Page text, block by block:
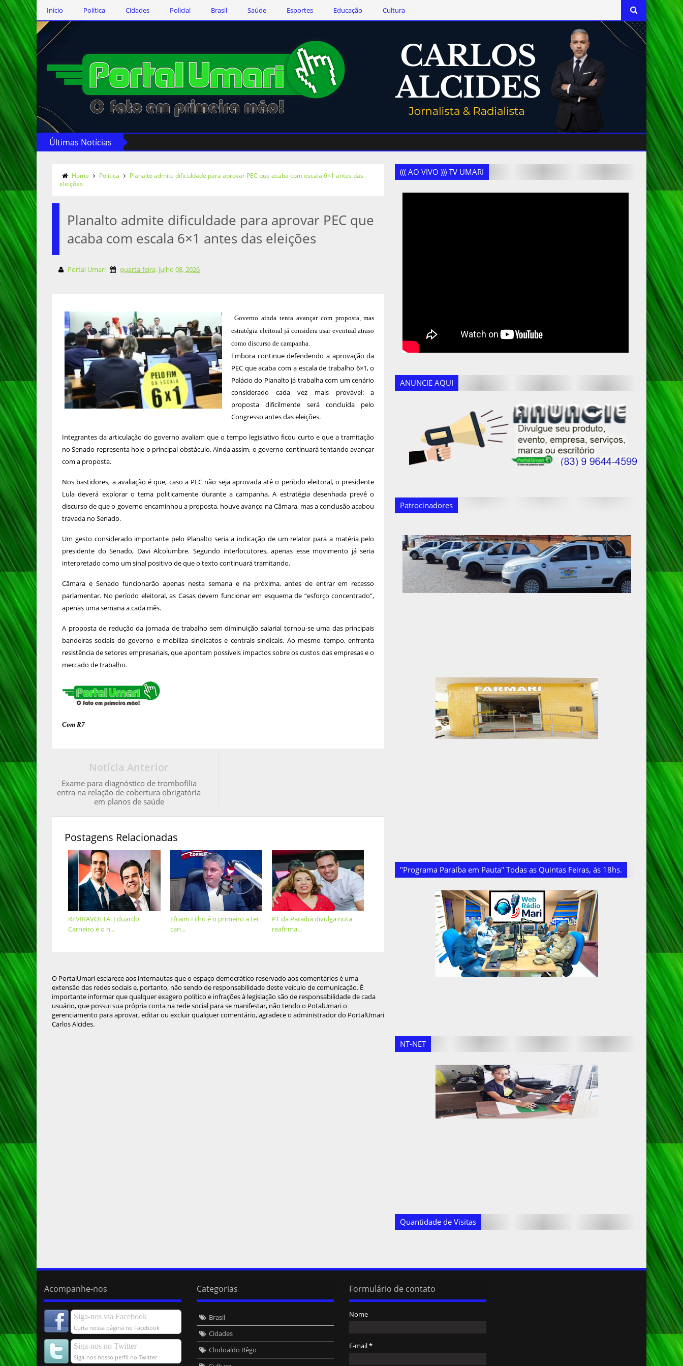
Início Política Cidades Policial Brasil Saúde Esportes Educação Cultura
Últimas Notícias
Home Política
Planalto admite dificuldade para aprovar PEC que acaba com escala 6×1 antes das
eleições
Planalto admite dificuldade para aprovar PEC que
acaba com escala 6×1 antes das eleições
Portal Umari quarta-feira, julho 08, 2026
Governo ainda tenta avançar com proposta, mas
estratégia eleitoral já considera usar eventual atraso
como discurso de campanha.
Embora continue defendendo a aprovação da
PEC que acaba com a escala de trabalho 6×1, o
Palácio do Planalto já trabalha com um cenário
considerado cada vez mais provável: a
proposta dificilmente será concluída pelo
Congresso antes das eleições.
Integrantes da articulação do governo avaliam que o tempo legislativo ficou curto e que a tramitação
no Senado representa hoje o principal obstáculo. Ainda assim, o governo continuará tentando avançar
com a proposta.
Nos bastidores, a avaliação é que, caso a PEC não seja aprovada até o período eleitoral, o presidente
Lula deverá explorar o tema politicamente durante a campanha. A estratégia desenhada prevê o
discurso de que o governo encaminhou a proposta, houve avanço na Câmara, mas a conclusão acabou
travada no Senado.
Um gesto considerado importante pelo Planalto seria a indicação de um relator para a matéria pelo
presidente do Senado, Davi Alcolumbre. Segundo interlocutores, apenas esse movimento já seria
interpretado como um sinal positivo de que o texto continuará tramitando.
Câmara e Senado funcionarão apenas nesta semana e na próxima, antes de entrar em recesso
parlamentar. No período eleitoral, as Casas devem funcionar em esquema de “esforço concentrado”,
apenas uma semana a cada mês.
A proposta de redução da jornada de trabalho sem diminuição salarial tornou-se uma das principais
bandeiras sociais do governo e mobiliza sindicatos e centrais sindicais. Ao mesmo tempo, enfrenta
resistência de setores empresariais, que apontam possíveis impactos sobre os custos das empresas e o
mercado de trabalho.
Com R7
Notícia Anterior
Exame para diagnóstico de trombofilia
entra na relação de cobertura obrigatória
em planos de saúde
Postagens Relacionadas
PT da Paraíba divulga nota
reafirma...
Efraim Filho é o primeiro a ter
can...
REVIRAVOLTA: Eduardo
Carneiro é o n...
O PortalUmari esclarece aos internautas que o espaço democrático reservado aos comentários é uma
extensão das redes sociais e, portanto, não sendo de responsabilidade deste veículo de comunicação. É
importante informar que qualquer exagero político e infrações à legislação são de responsabilidade de cada
usuário, que possui sua própria conta na rede social para se manifestar, não tendo o PotalUmari o
gerenciamento para aprovar, editar ou excluir qualquer comentário, agradece o administrador do PortalUmari
Carlos Alcides.
((( AO VIVO ))) TV UMARI
ANUNCIE AQUI
Patrocinadores
"Programa Paraíba em Pauta" Todas as Quintas Feiras, ás 18hs.
NT-NET
Quantidade de Visitas
Acompanhe-nos
Siga-nos via Facebook
Curta nossa página no Facebook
Siga-nos no Twitter
Siga-nos nosso perfil no Twitter
Categorias
Brasil
Cidades
Clodoaldo Rêgo
Formulário de contato
Nome
E-mail*